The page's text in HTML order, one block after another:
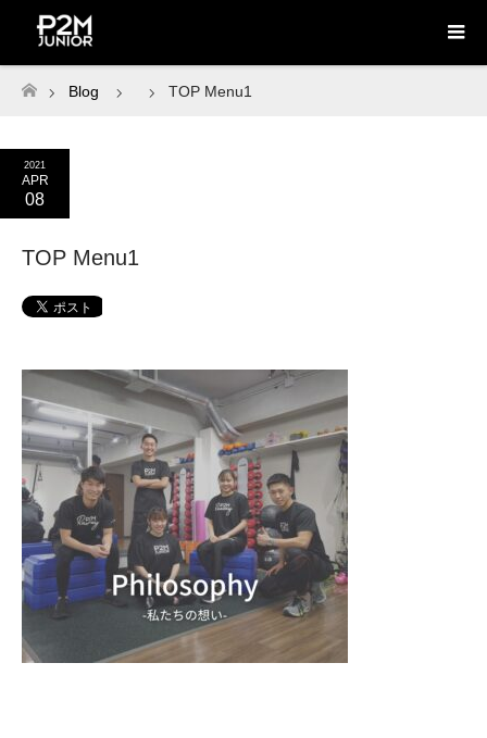
ホーム
Blog TOP Menu1
2021
APR
08
TOP Menu1